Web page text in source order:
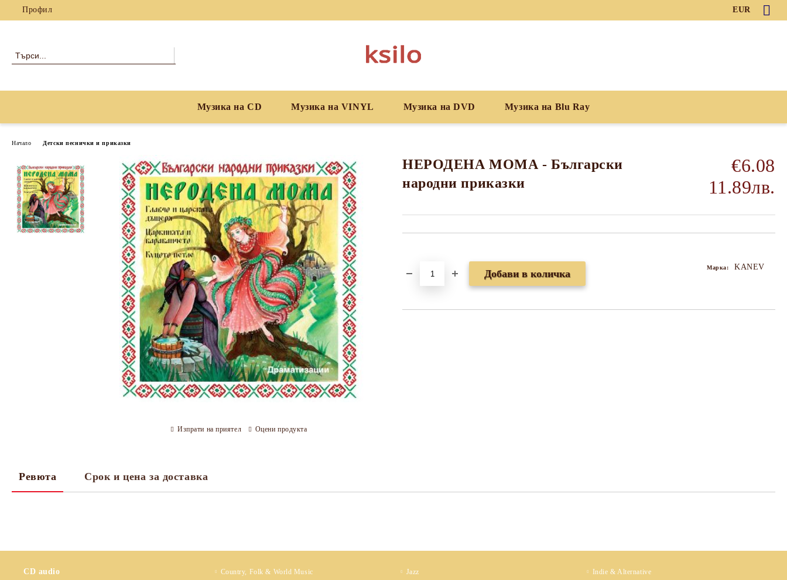
Профил EUR
Музика на CD Музика на VINYL Музика на DVD Музика на Blu Ray
Начало Детски песнички и приказки
НЕРОДЕНА МОМА - Български
народни приказки
€6.08
11.89лв.
Марка: KANEV
Изпрати на приятел Оцени продукта
Ревюта Срок и цена за доставка
CD audio
Country, Folk & World Music
Jazz
Indie & Alternative